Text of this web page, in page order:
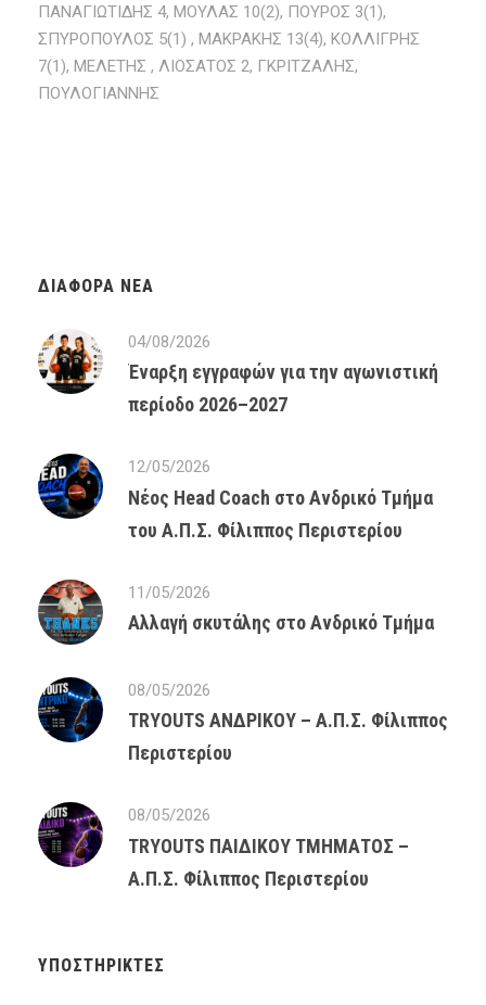
ΠΑΝΑΓΙΩΤΙΔΗΣ 4, ΜΟΥΛΑΣ 10(2), ΠΟΥΡΟΣ 3(1),
ΣΠΥΡΟΠΟΥΛΟΣ 5(1) , ΜΑΚΡΑΚΗΣ 13(4), ΚΟΛΛΙΓΡΗΣ
7(1), ΜΕΛΕΤΗΣ , ΛΙΟΣΑΤΟΣ 2, ΓΚΡΙΤΖΑΛΗΣ,
ΠΟΥΛΟΓΙΑΝΝΗΣ
ΔΙΆΦΟΡΑ ΝΈΑ
04/08/2026
Έναρξη εγγραφών για την αγωνιστική
περίοδο 2026–2027
12/05/2026
Νέος Head Coach στο Ανδρικό Τμήμα
του Α.Π.Σ. Φίλιππος Περιστερίου
11/05/2026
Αλλαγή σκυτάλης στο Ανδρικό Τμήμα
08/05/2026
TRYOUTS ΑΝΔΡΙΚΟΥ – Α.Π.Σ. Φίλιππος
Περιστερίου
08/05/2026
TRYOUTS ΠΑΙΔΙΚΟΥ ΤΜΗΜΑΤΟΣ –
Α.Π.Σ. Φίλιππος Περιστερίου
ΥΠΟΣΤΗΡΙΚΤΈΣ